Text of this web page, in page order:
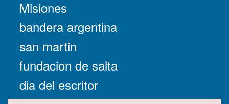
Misiones
bandera argentina
san martin
fundacion de salta
dia del escritor